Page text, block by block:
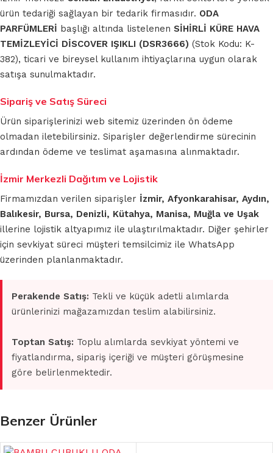
ürün tedariği sağlayan bir tedarik firmasıdır. ODA
PARFÜMLERİ başlığı altında listelenen SİHİRLİ KÜRE HAVA
TEMİZLEYİCİ DİSCOVER IŞIKLI (DSR3666) (Stok Kodu: K-
382), ticari ve bireysel kullanım ihtiyaçlarına uygun olarak
satışa sunulmaktadır.
Sipariş ve Satış Süreci
Ürün siparişlerinizi web sitemiz üzerinden ön ödeme
olmadan iletebilirsiniz. Siparişler değerlendirme sürecinin
ardından ödeme ve teslimat aşamasına alınmaktadır.
İzmir Merkezli Dağıtım ve Lojistik
Firmamızdan verilen siparişler İzmir, Afyonkarahisar, Aydın,
Balıkesir, Bursa, Denizli, Kütahya, Manisa, Muğla ve Uşak
illerine lojistik altyapımız ile ulaştırılmaktadır. Diğer şehirler
için sevkiyat süreci müşteri temsilcimiz ile WhatsApp
üzerinden planlanmaktadır.
Perakende Satış: Tekli ve küçük adetli alımlarda
ürünlerinizi mağazamızdan teslim alabilirsiniz.
Toptan Satış: Toplu alımlarda sevkiyat yöntemi ve
fiyatlandırma, sipariş içeriği ve müşteri görüşmesine
göre belirlenmektedir.
Benzer Ürünler